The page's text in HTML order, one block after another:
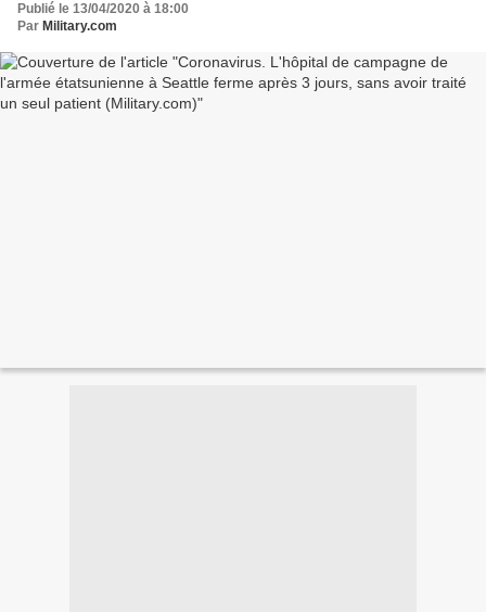
Publié le 13/04/2020 à 18:00
Par Military.com